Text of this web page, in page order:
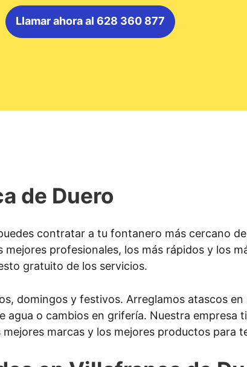
Llamar ahora al 628 360 877
de Duero
contratar a tu fontanero más cercano
mejores profesionales, los más rápidos y los
gratuito de los servicios.
domingos y festivos. Arreglamos atascos
o cambios en grifería. Nuestra empresa
marcas y los mejores productos para